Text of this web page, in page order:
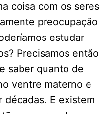
coisa com os seres
preocupação
estudar
Precisamos então
saber quanto de
ventre materno e
décadas. E existem